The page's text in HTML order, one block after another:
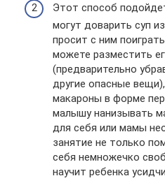
Этот способ
могут доварить суп
просит с ним
можете разместить
(предварительно
другие опасные
макароны в форме
малышу нанизывать
для себя или мамы
занятие не только
себя немножечко
научит ребенка